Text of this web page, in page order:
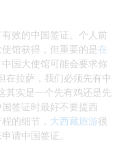
效的中国签证。个人前
馆获得，但重要的是在
中国大使馆可能会要求你
在拉萨，我们必须先有中
其实是一个先有鸡还是先
签证时最好不要提西
的细节， 大西藏旅游很
请中国签证。